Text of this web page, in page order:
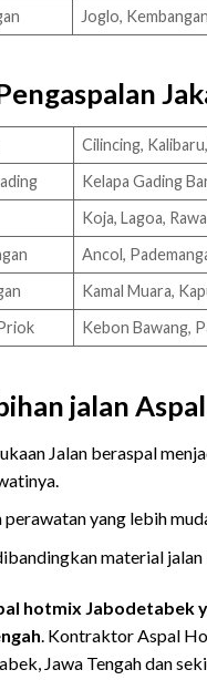
Joglo,
Cilincing,
Kelapa Gading
Koja, Lagoa,
Ancol,
Kamal Muara,
Kebon Bawang,
jalan
Jalan beraspal
perawatan yang lebih
material
hotmix Jabodetabek
. Kontraktor Aspal
Jawa Tengah dan